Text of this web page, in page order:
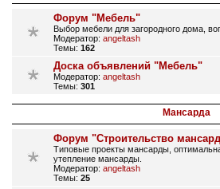
Форум "Мебель"
Выбор мебели для загородного дома,
Модератор: angeltash
Темы: 162
Доска объявлений "Мебель"
Модератор: angeltash
Темы: 301
Мансарда
Форум "Строительство
Типовые проекты мансарды,
утепление мансарды.
Модератор: angeltash
Темы: 25